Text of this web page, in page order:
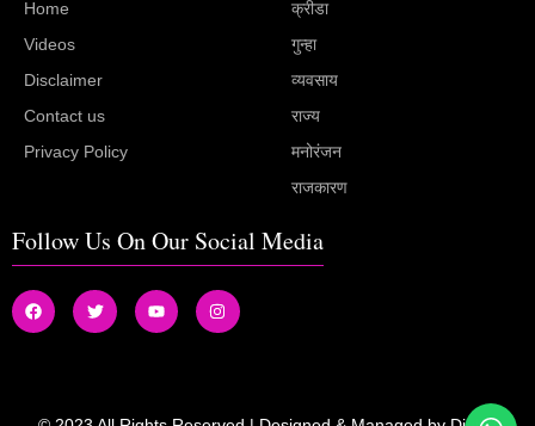
Home
Videos
Disclaimer
Contact us
Privacy Policy
क्रीडा
गुन्हा
व्यवसाय
राज्य
मनोरंजन
राजकारण
Follow Us On Our Social Media